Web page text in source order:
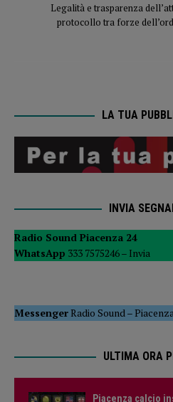
Legalità e trasparenza
protocollo tra forze
LA TUA
INVIA
Radio Sound Piacenza 24
WhatsApp 333 7575246 – Invia
MessengerRadio Sound–
ULTIMA ORA
Piacenza calcio